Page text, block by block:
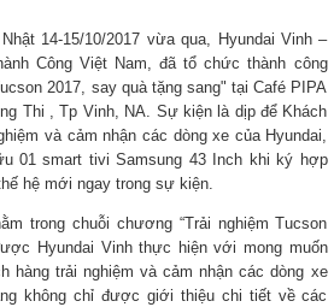
14-15/10/2017 vừa qua, Hyundai Vinh –
Công Việt Nam, đã tổ chức thành công
2017, say quà tặng sang" tại Café PIPA
Thi , Tp Vinh, NA. Sự kiện là dịp để Khách
và cảm nhận các dòng xe của Hyundai,
01 smart tivi Samsung 43 Inch khi ký hợp
hệ mới ngay trong sự kiện.
trong chuỗi chương “Trải nghiệm Tucson
Hyundai Vinh thực hiện với mong muốn
hàng trải nghiệm và cảm nhận các dòng xe
không chỉ được giới thiệu chi tiết về các